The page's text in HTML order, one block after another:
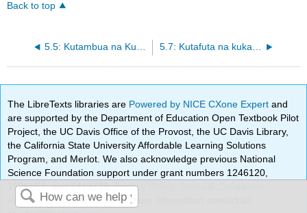
Back to top
5.5: Kutambua na Kutumia Ethos 5.7: Kutafuta na kukataa uongo wa mantiki
The LibreTexts libraries are Powered by NICE CXone Expertand
are supported by the Department of Education Open Textbook Pilot
Project, the UC Davis Office of the Provost, the UC Davis Library,
the California State University Affordable Learning Solutions
Program, and Merlot. We also acknowledge previous National
Science Foundation support under grant numbers 1246120,
1525057, and 1413739.Privacy Policy
Accessibility Statement. For more information contact us